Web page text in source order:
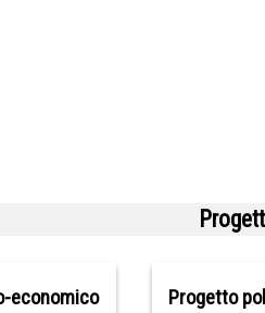
economico
Progetto